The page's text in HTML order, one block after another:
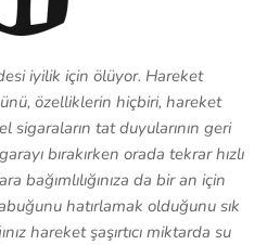
iyilik için ölüyor. Hareket
özelliklerin hiçbiri, hareket
sigaraların tat duyularının geri
bırakırken orada tekrar hızlı
bağımlılığınıza da bir an için
hatırlamak olduğunu sık
hareket şaşırtıcı miktarda su